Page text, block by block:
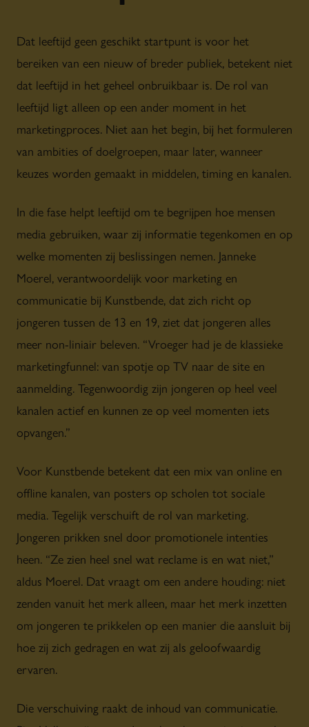
Dat leeftijd geen geschikt startpunt is voor het
bereiken van een nieuw of breder publiek, betekent niet
dat leeftijd in het geheel onbruikbaar is. De rol van
leeftijd ligt alleen op een ander moment in het
marketingproces. Niet aan het begin, bij het formuleren
van ambities of doelgroepen, maar later, wanneer
keuzes worden gemaakt in middelen, timing en kanalen.
In die fase helpt leeftijd om te begrijpen hoe mensen
media gebruiken, waar zij informatie tegenkomen en op
welke momenten zij beslissingen nemen. Janneke
Moerel, verantwoordelijk voor marketing en
communicatie bij Kunstbende, dat zich richt op
jongeren tussen de 13 en 19, ziet dat jongeren alles
meer non-liniair beleven. “Vroeger had je de klassieke
marketingfunnel: van spotje op TV naar de site en
aanmelding. Tegenwoordig zijn jongeren op heel veel
kanalen actief en kunnen ze op veel momenten iets
opvangen.”
Voor Kunstbende betekent dat een mix van online en
offline kanalen, van posters op scholen tot sociale
media. Tegelijk verschuift de rol van marketing.
Jongeren prikken snel door promotionele intenties
heen. “Ze zien heel snel wat reclame is en wat niet,”
aldus Moerel. Dat vraagt om een andere houding: niet
zenden vanuit het merk alleen, maar het merk inzetten
om jongeren te prikkelen op een manier die aansluit bij
hoe zij zich gedragen en wat zij als geloofwaardig
ervaren.
Die verschuiving raakt de inhoud van communicatie.